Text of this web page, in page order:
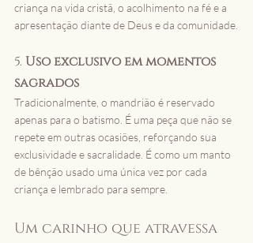
criança na vida cristã, o acolhimento na fé e a
apresentação diante de Deus e da comunidade.
5. Uso exclusivo em momentos
sagrados
Tradicionalmente, o mandrião é reservado
apenas para o batismo. É uma peça que não se
repete em outras ocasiões, reforçando sua
exclusividade e sacralidade. É como um manto
de bênção usado uma única vez por cada
criança e lembrado para sempre.
Um carinho que atravessa